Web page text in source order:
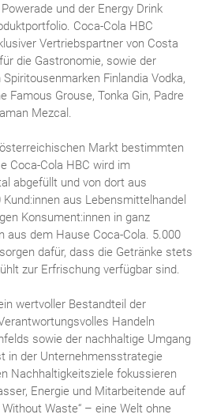
und der Energy Drink
Coca-Cola HBC
Vertriebspartner von Costa
die Gastronomie, sowie der
Finlandia Vodka,
Famous Grouse, Tonka Gin, Padre
Mezcal.
Markt bestimmten
Coca-Cola HBC wird im
abgefüllt und von dort aus
aus Lebensmittelhandel
Konsument:innen in ganz
aus dem Hause Coca-Cola. 5.000
dafür, dass die Getränke stets
zur Erfrischung verfügbar sind.
wertvoller Bestandteil der
Handeln
sowie der nachhaltige Umgang
in der Unternehmensstrategie
Nachhaltigkeitsziele fokussieren
Energie und Mitarbeitende auf
Without Waste“ – eine Welt ohne